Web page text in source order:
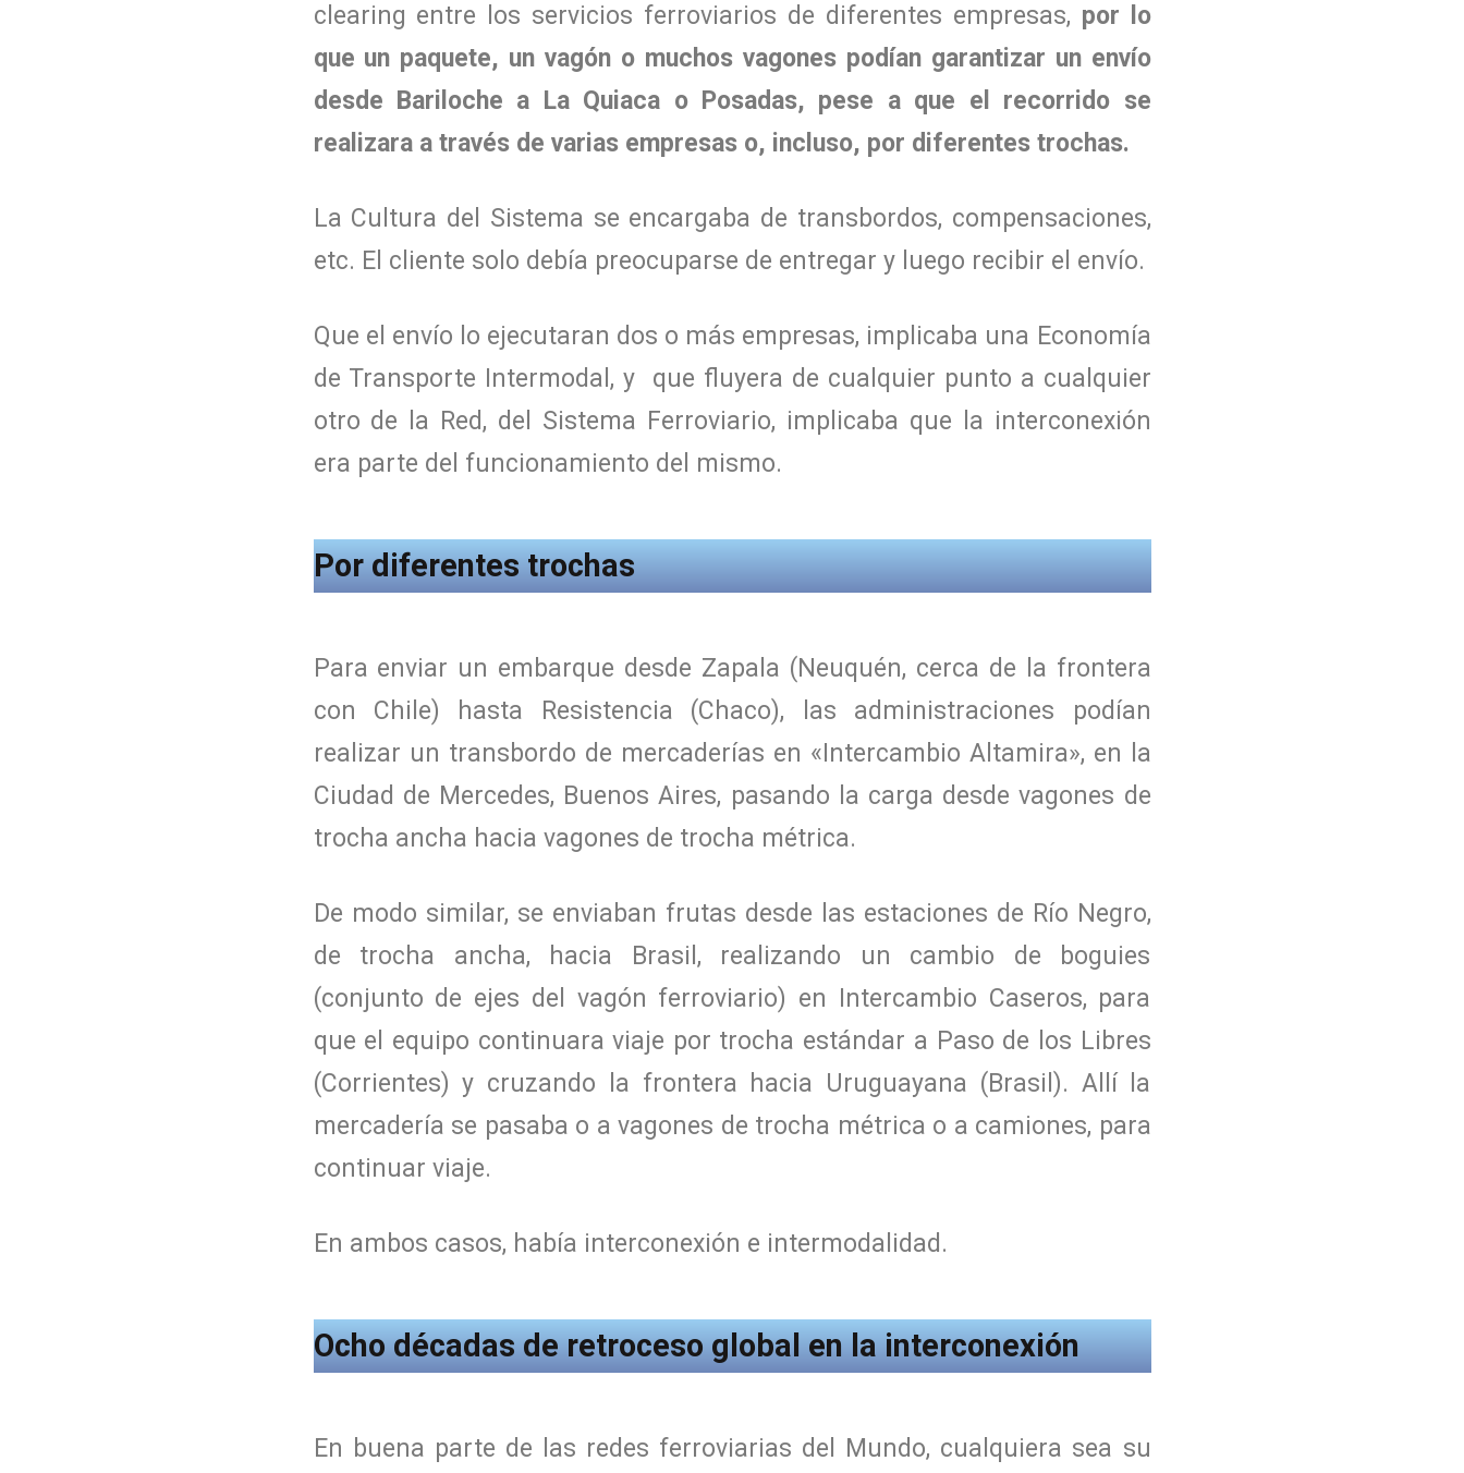
clearing entre los servicios ferroviarios de diferentes empresas, por lo
que un paquete, un vagón o muchos vagones podían garantizar un envío
desde Bariloche a La Quiaca o Posadas, pese a que el recorrido se
realizara a través de varias empresas o, incluso, por diferentes trochas.
La Cultura del Sistema se encargaba de transbordos, compensaciones,
etc. El cliente solo debía preocuparse de entregar y luego recibir el envío.
Que el envío lo ejecutaran dos o más empresas, implicaba una Economía
de Transporte Intermodal, y que fluyera de cualquier punto a cualquier
otro de la Red, del Sistema Ferroviario, implicaba que la interconexión
era parte del funcionamiento del mismo.
Por diferentes trochas
Para enviar un embarque desde Zapala (Neuquén, cerca de la frontera
con Chile) hasta Resistencia (Chaco), las administraciones podían
realizar un transbordo de mercaderías en «Intercambio Altamira», en la
Ciudad de Mercedes, Buenos Aires, pasando la carga desde vagones de
trocha ancha hacia vagones de trocha métrica.
De modo similar, se enviaban frutas desde las estaciones de Río Negro,
de trocha ancha, hacia Brasil, realizando un cambio de boguies
(conjunto de ejes del vagón ferroviario) en Intercambio Caseros, para
que el equipo continuara viaje por trocha estándar a Paso de los Libres
(Corrientes) y cruzando la frontera hacia Uruguayana (Brasil). Allí la
mercadería se pasaba o a vagones de trocha métrica o a camiones, para
continuar viaje.
En ambos casos, había interconexión e intermodalidad.
Ocho décadas de retroceso global en la interconexión
En buena parte de las redes ferroviarias del Mundo, cualquiera sea su